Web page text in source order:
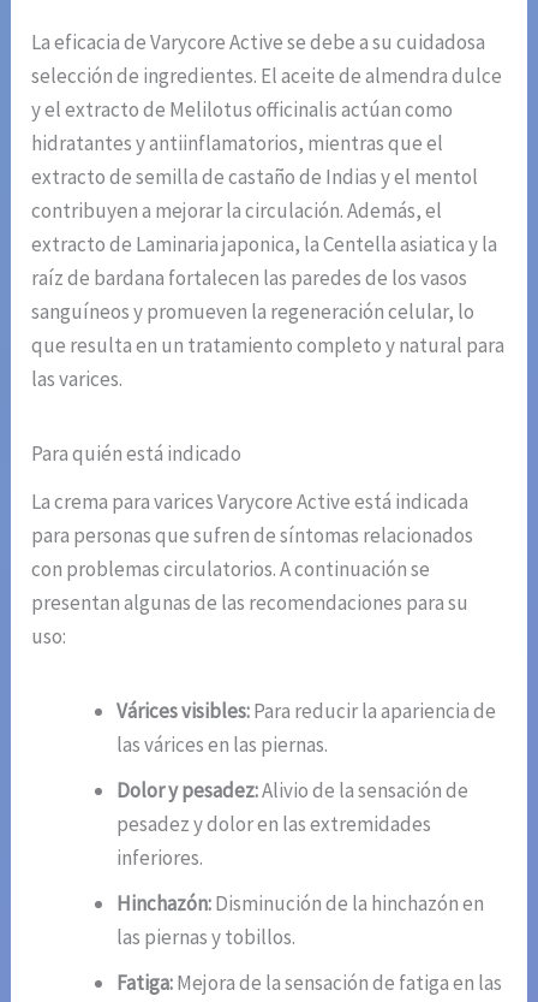
La eficacia de Varycore Active se debe a su cuidadosa
selección de ingredientes. El aceite de almendra dulce
y el extracto de Melilotus officinalis actúan como
hidratantes y antiinflamatorios, mientras que el
extracto de semilla de castaño de Indias y el mentol
contribuyen a mejorar la circulación. Además, el
extracto de Laminaria japonica, la Centella asiatica y la
raíz de bardana fortalecen las paredes de los vasos
sanguíneos y promueven la regeneración celular, lo
que resulta en un tratamiento completo y natural para
las varices.
Para quién está indicado
La crema para varices Varycore Active está indicada
para personas que sufren de síntomas relacionados
con problemas circulatorios. A continuación se
presentan algunas de las recomendaciones para su
uso:
Várices visibles:Para reducir la apariencia de
las várices en las piernas.
Dolor y pesadez:Alivio de la sensación de
pesadez y dolor en las extremidades
inferiores.
Hinchazón:Disminución de la hinchazón en
las piernas y tobillos.
Fatiga:Mejora de la sensación de fatiga en las